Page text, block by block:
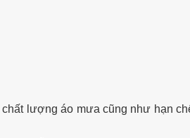
lượng áo mưa cũng như hạn